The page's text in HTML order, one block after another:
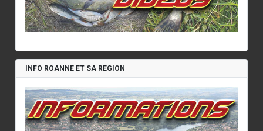
INFO ROANNE ET SA REGION